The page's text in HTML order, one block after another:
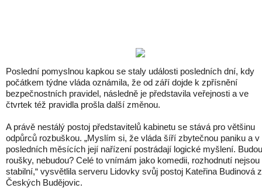
Poslední pomyslnou kapkou se staly události posledních dní, kdy
počátkem týdne vláda oznámila, že od září dojde k zpřísnění
bezpečnostních pravidel, následně je představila veřejnosti a ve
čtvrtek též pravidla prošla další změnou.
A právě nestálý postoj představitelů kabinetu se stává pro většinu
odpůrců rozbuškou. „Myslím si, že vláda šíří zbytečnou paniku a v
posledních měsících její nařízení postrádají logické myšlení. Budou
roušky, nebudou? Celé to vnímám jako komedii, rozhodnutí nejsou
stabilní,“ vysvětlila serveru Lidovky svůj postoj Kateřina Budinová z
Českých Budějovic.